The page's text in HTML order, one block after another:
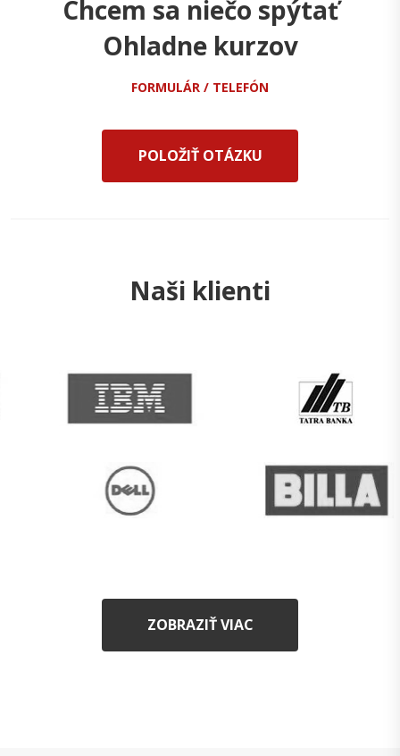
Chcem sa niečo spýtať
Ohladne kurzov
FORMULÁR / TELEFÓN
POLOŽIŤ OTÁZKU
Naši klienti
ZOBRAZIŤ VIAC